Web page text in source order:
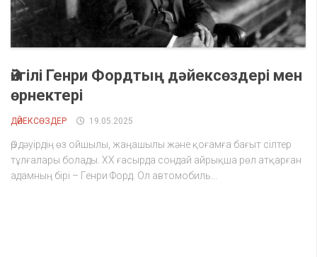
Әйгілі Генри Фордтың дәйексөздері мен
өрнектері
ДӘЙЕКСӨЗДЕР 19.05.2025
Әр дәуірдің өз ойшылы, жаңашылы және қоғамға бағыт сілтер
тұлғалары болады. ХХ ғасырда сондай айрықша рөл атқарған
адамның бірі – Генри Форд. Ол автомобиль...